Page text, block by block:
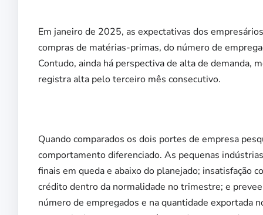
Em janeiro de 2025, as expectativas dos
compras de matérias-primas, do número de
Contudo, ainda há perspectiva de alta de demanda,
registra alta pelo terceiro mês consecutivo.
Quando comparados os dois portes de empresa
comportamento diferenciado. As pequenas
finais em queda e abaixo do planejado; insatisfação
crédito dentro da normalidade no trimestre; e
número de empregados e na quantidade exportada